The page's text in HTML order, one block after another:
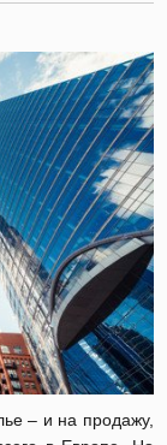
– и на продажу,